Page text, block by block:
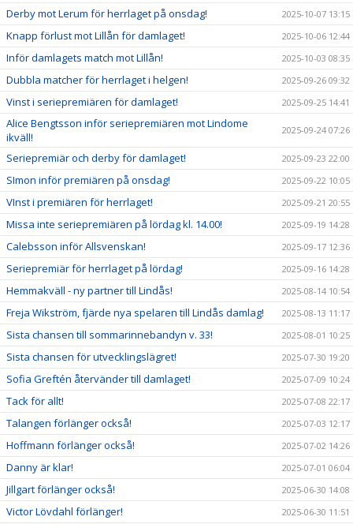
Derby mot Lerum för herrlaget på onsdag! 2025-10-07 13:15
Knapp förlust mot Lillån för damlaget! 2025-10-06 12:44
Inför damlagets match mot Lillån! 2025-10-03 08:35
Dubbla matcher för herrlaget i helgen! 2025-09-26 09:32
Vinst i seriepremiären för damlaget! 2025-09-25 14:41
Alice Bengtsson inför seriepremiären mot Lindome
ikväll!
2025-09-24 07:26
Seriepremiär och derby för damlaget! 2025-09-23 22:00
SImon inför premiären på onsdag! 2025-09-22 10:05
VInst i premiären för herrlaget! 2025-09-21 20:55
Missa inte seriepremiären på lördag kl. 14.00! 2025-09-19 14:28
Calebsson inför Allsvenskan! 2025-09-17 12:36
Seriepremiär för herrlaget på lördag! 2025-09-16 14:28
Hemmakväll - ny partner till Lindås! 2025-08-14 10:54
Freja Wikström, fjärde nya spelaren till Lindås damlag! 2025-08-13 11:17
Sista chansen till sommarinnebandyn v. 33! 2025-08-01 10:25
Sista chansen för utvecklingslägret! 2025-07-30 19:20
Sofia Greftén återvänder till damlaget! 2025-07-09 10:24
Tack för allt! 2025-07-08 22:17
Talangen förlänger också! 2025-07-03 12:17
Hoffmann förlänger också! 2025-07-02 14:26
Danny är klar! 2025-07-01 06:04
Jillgart förlänger också! 2025-06-30 14:08
Victor Lövdahl förlänger! 2025-06-30 11:51